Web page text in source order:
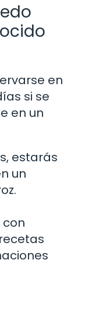
en
si se
en un
estarás
un